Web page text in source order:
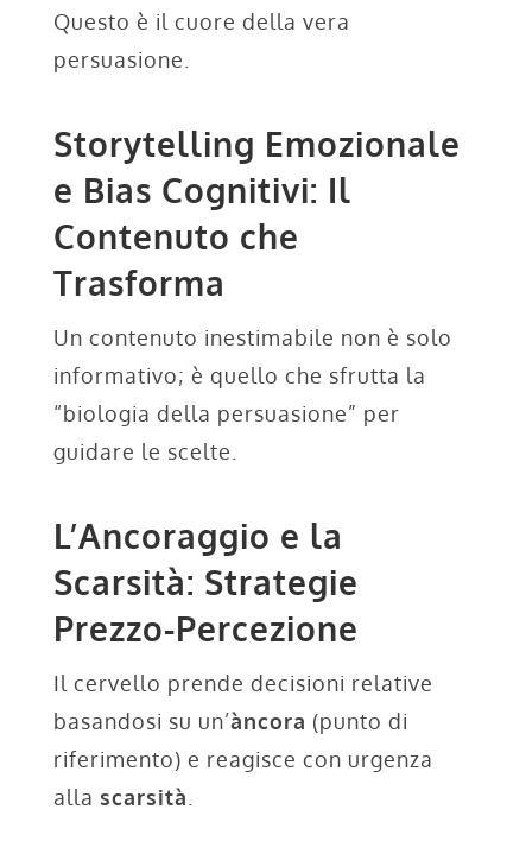
Questo è il cuore della vera
persuasione.
Storytelling Emozionale
e Bias Cognitivi: Il
Contenuto che
Trasforma
Un contenuto inestimabile non è solo
informativo; è quello che sfrutta la
“biologia della persuasione” per
guidare le scelte.
L’Ancoraggio e la
Scarsità: Strategie
Prezzo-Percezione
Il cervello prende decisioni relative
basandosi su un’àncora (punto di
riferimento) e reagisce con urgenza
alla scarsità